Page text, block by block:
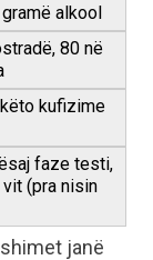
alkool
80 në
kufizime
faze testi,
(pra nisin
janë